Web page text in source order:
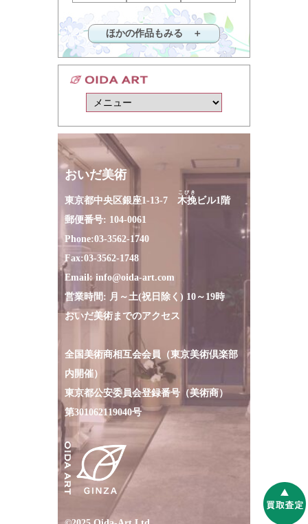
ほかの作品もみる ＋
おいだ美術
東京都中央区銀座1-13-7 木挽
こびき
ビル1階
郵便番号: 104-0061
Phone:03-3562-1740
Fax:03-3562-1748
Email: info@oida-art.com
営業時間: 月～土(祝日除く) 10～19時
おいだ美術までのアクセス
全国美術商相互会会員（東京美術倶楽部
内開催）
東京都公安委員会登録番号（美術商）
第301062119040号